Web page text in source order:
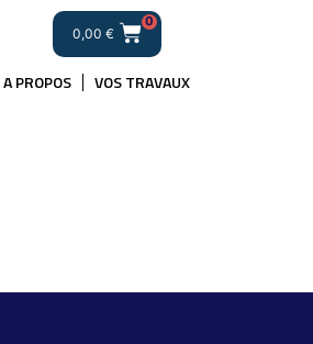
0,00 €
0
A PROPOS VOS TRAVAUX